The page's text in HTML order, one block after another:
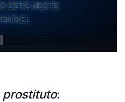
ESTÁ NESTE
prostituto: